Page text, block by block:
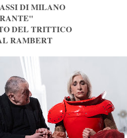
DI MILANO
DEL TRITTICO
RAMBERT